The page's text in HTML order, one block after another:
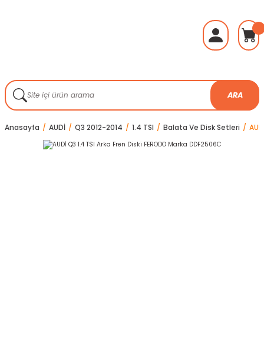
ARA
Anasayfa AUDİ Q3 2012-2014 1.4 TSI Balata Ve Disk Setleri